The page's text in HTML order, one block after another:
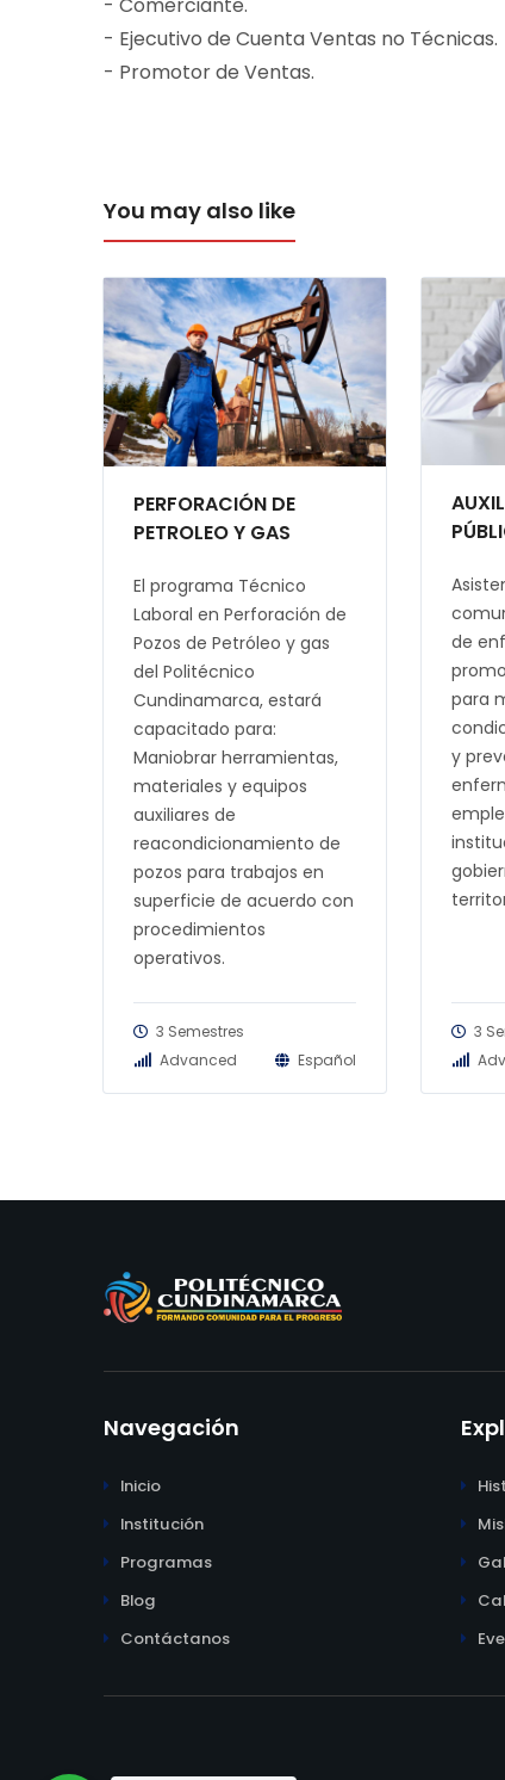
- Ejecutivo de Cuenta Ventas no Técnicas.
- Promotor de Ventas.
You may also like
PERFORACIÓN DE
PETROLEO Y GAS
El programa Técnico
Laboral en Perforación de
Pozos de Petróleo y gas
del Politécnico
Cundinamarca, estará
capacitado para:
Maniobrar herramientas,
materiales y equipos
auxiliares de
reacondicionamiento de
pozos para trabajos en
superficie de acuerdo con
procedimientos
operativos.
3 Semestres
Advanced
Español
de
para
y
3
Navegación
Inicio
Institución
Programas
Blog
Contáctanos